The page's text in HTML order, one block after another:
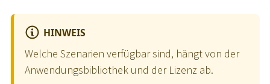
HINWEIS
Welche Szenarien verfügbar sind, hängt von der
Anwendungsbibliothek und der Lizenz ab.